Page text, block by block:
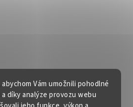
Vám umožnili pohodlné
díky analýze provozu webu